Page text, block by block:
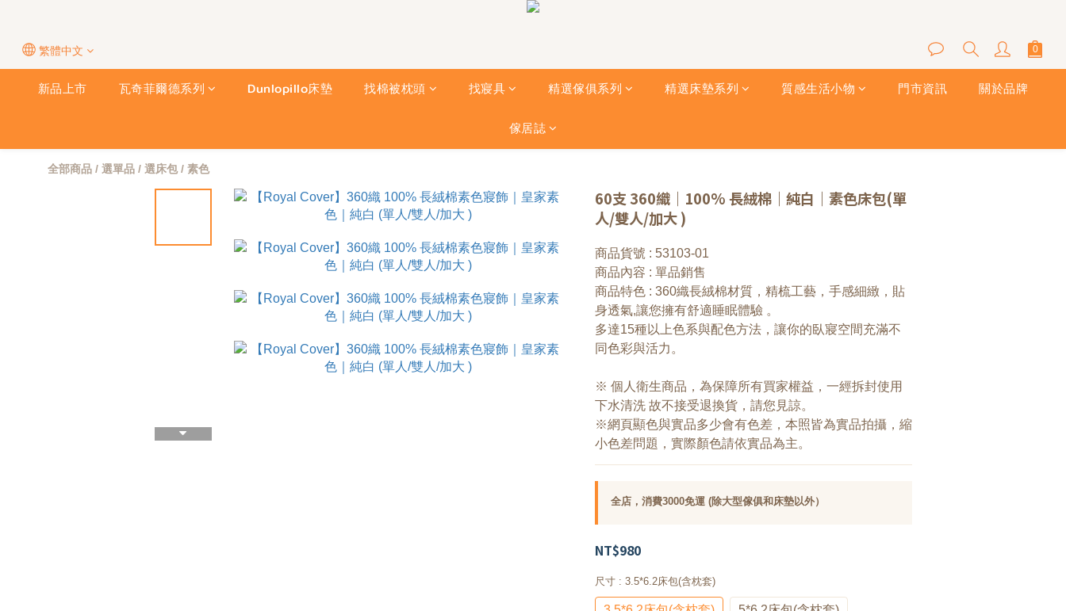
繁體中文
新品上市 瓦奇菲爾德系列 Dunlopillo床墊 找棉被枕頭 找寢具 精選傢俱系列 精選床墊系列 質感生活小物 門市資訊 關於品牌
傢居誌
全部商品 / 選單品 / 選床包/ 素色
60支 360織｜100% 長絨棉｜純白｜素色床包(單
人/雙人/加大 )
商品貨號 : 53103-01
商品內容 : 單品銷售
商品特色 : 360織長絨棉材質，精梳工藝，手感細緻，貼
身透氣,讓您擁有舒適睡眠體驗 。
多達15種以上色系與配色方法，讓你的臥寢空間充滿不
同色彩與活力。
※ 個人衛生商品，為保障所有買家權益，一經拆封使用
下水清洗 故不接受退換貨，請您見諒。
※網頁顯色與實品多少會有色差，本照皆為實品拍攝，縮
小色差問題，實際顏色請依實品為主。
全店，消費3000免運 (除大型傢俱和床墊以外）
NT$980
尺寸 : 3.5*6.2床包(含枕套)